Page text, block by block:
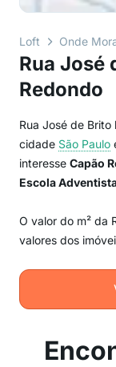
Loft Onde
Rua José
Redondo
Rua José de Brito
cidade São Paulo
interesse Capão
Escola
O valor do m² da
valores dos